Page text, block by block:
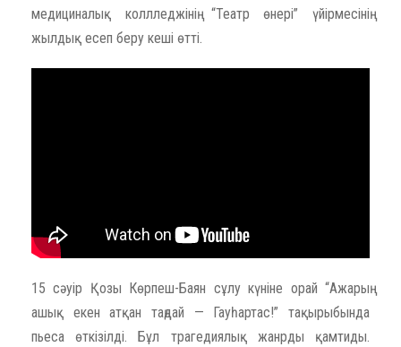
медициналық коллледжінің “Театр өнері” үйірмесінің
жылдық есеп беру кеші өтті.
15 сәуір Қозы Көрпеш-Баян сұлу күніне орай “Ажарың
ашық екен атқан таңдай — Гауһартас!” тақырыбында
пьеса өткізілді. Бұл трагедиялық жанрды қамтиды.